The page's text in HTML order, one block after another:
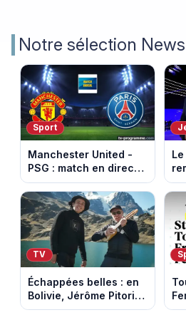
Notre sélection
Sport
Manchester United -
PSG : match en direct
sur beIN Sports 1 à
17h00
TV
Échappées belles : en
Bolivie, Jérôme Pitorin
découvre un pays où